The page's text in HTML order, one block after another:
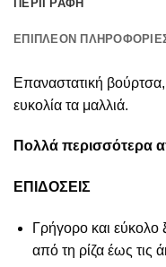
ΠΕΡΙΓΡΑΦΉ
ΕΠΙΠΛΈΟΝ
Επαναστατική
ευκολία τα μαλλιά.
Πολλά περισσότερα
ΕΠΙΔΟΣΕΙΣ
Γρήγορο και
από τη ρίζα έως τις